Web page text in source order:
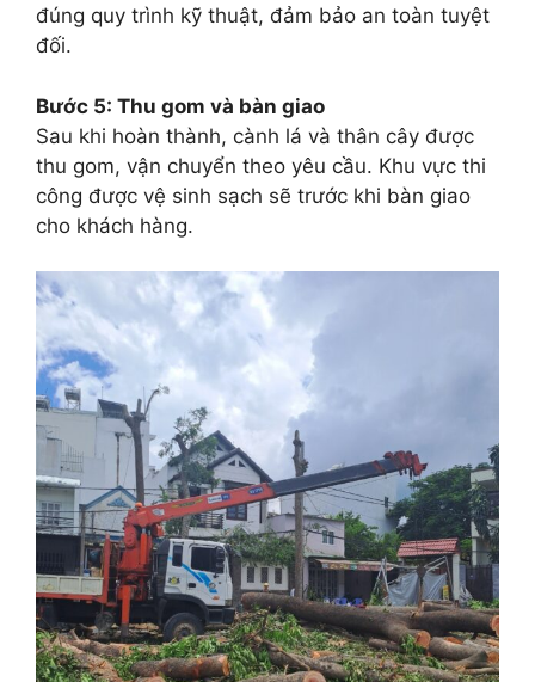
đúng quy trình kỹ thuật, đảm bảo an toàn tuyệt
đối.
Bước 5: Thu gom và bàn giao
Sau khi hoàn thành, cành lá và thân cây được
thu gom, vận chuyển theo yêu cầu. Khu vực thi
công được vệ sinh sạch sẽ trước khi bàn giao
cho khách hàng.